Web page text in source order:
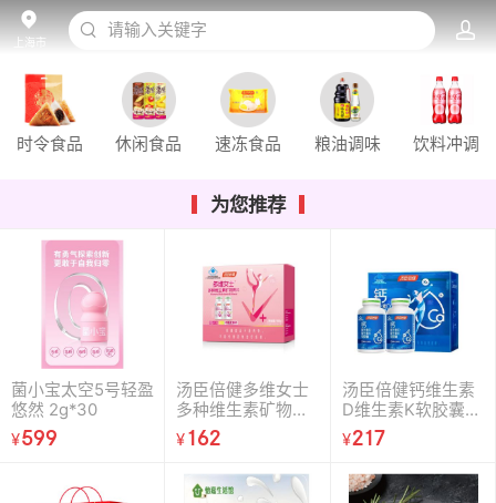
上海市
请输入关键字
时令食品 休闲食品 速冻食品 粮油调味 饮料冲调
为您推荐
菌小宝太空5号轻盈
悠然 2g*30
¥599
汤臣倍健多维女士
多种维生素矿物质
片60片×2瓶
¥162
汤臣倍健钙维生素
D维生素K软胶囊
（200粒×2）
¥217